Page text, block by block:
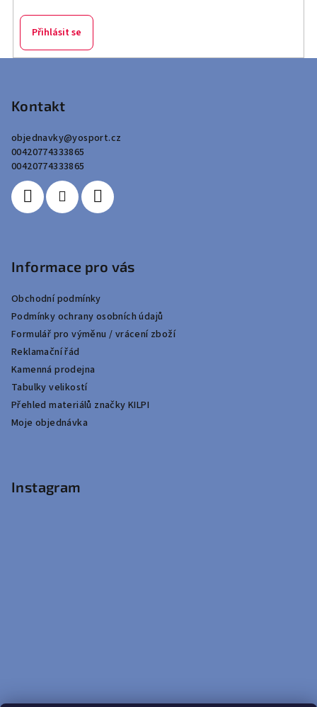
Přihlásit se
Kontakt
objednavky@yosport.cz
00420774333865
00420774333865
Informace pro vás
Obchodní podmínky
Podmínky ochrany osobních údajů
Formulář pro výměnu / vrácení zboží
Reklamační řád
Kamenná prodejna
Tabulky velikostí
Přehled materiálů značky KILPI
Moje objednávka
Instagram